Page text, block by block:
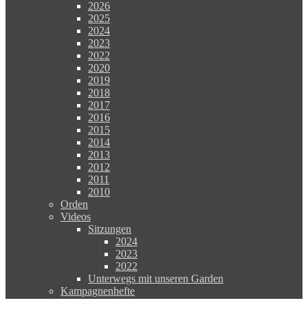
2026
2025
2024
2023
2022
2020
2019
2018
2017
2016
2015
2014
2013
2012
2011
2010
Orden
Videos
Sitzungen
2024
2023
2022
Unterwegs mit unseren Garden
Kampagnenhefte